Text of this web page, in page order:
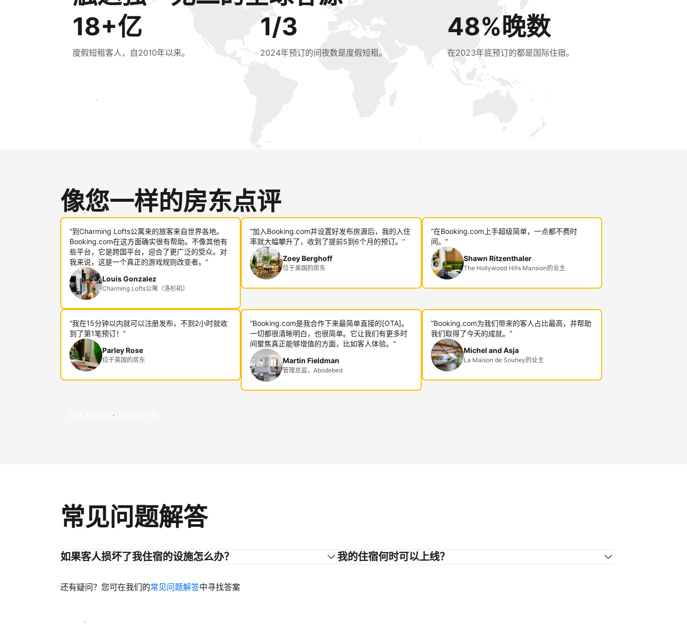
18+亿
度假短租客人，自2010年以来。
1/3
2024年预订的间夜数是度假短租。
48%晚数
在2023年底预订的都是国际住宿。
立即触达新客人
像您一样的房东点评
“到Charming Lofts公寓来的旅客来自世界各地。
Booking.com在这方面确实很有帮助。不像其他有
些平台，它是跨国平台，迎合了更广泛的受众。对
我来说，这是一个真正的游戏规则改变者。”
Louis Gonzalez
Charming Lofts公寓（洛杉矶）
“加入Booking.com并设置好发布房源后，我的入住
率就大幅攀升了，收到了提前5到6个月的预订。”
Zoey Berghoff
位于美国的房东
“在Booking.com上手超级简单，一点都不费时
间。”
Shawn Ritzenthaler
The Hollywood Hills Mansion的业主
“我在15分钟以内就可以注册发布，不到2小时就收
到了第1笔预订！”
Parley Rose
位于英国的房东
“Booking.com是我合作下来最简单直接的[OTA]。
一切都很清晰明白，也很简单。它让我们有更多时
间聚焦真正能够增值的方面，比如客人体验。”
Martin Fieldman
管理总监，Abodebed
“Booking.com为我们带来的客人占比最高，并帮助
我们取得了今天的成就。”
Michel and Asja
La Maison de Souhey的业主
加入和您类似的房东行类
常见问题解答
如果客人损坏了我住宿的设施怎么办？ 我的住宿何时可以上线？
还有疑问？您可在我们的常见问题解答中寻找答案
开始迎客